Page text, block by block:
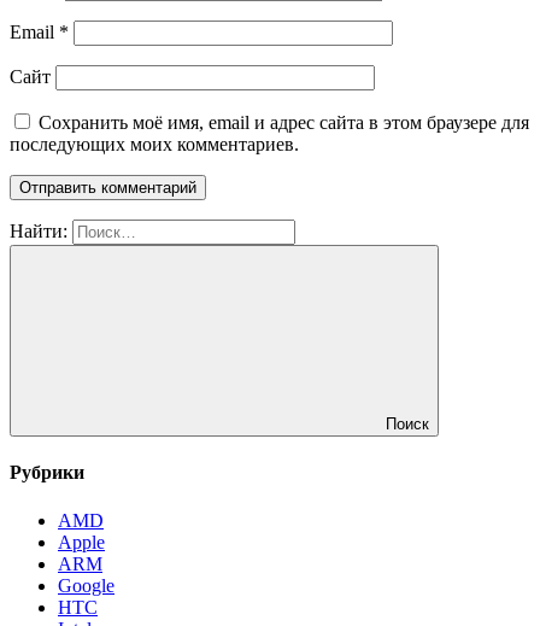
Email *
Сайт
Сохранить моё имя, email и адрес сайта в этом браузере для
последующих моих комментариев.
Найти:
Поиск
Рубрики
AMD
Apple
ARM
Google
HTC